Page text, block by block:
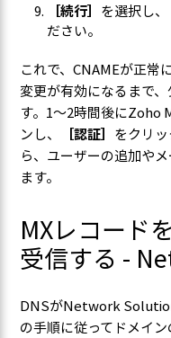
［続行］ を選択し、
ださい。
これで、CNAMEが正常
変更が有効になるまで
す。1～2時間後にZoho
ンし、
［認証］ をクリ
ら、ユーザーの追加や
ます。
MXレコード
受信する -
DNSがNetwork
の手順に従ってドメイ